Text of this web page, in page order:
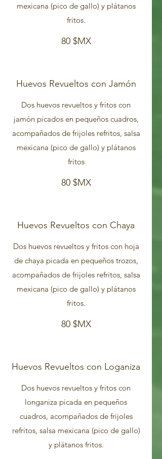
mexicana (pico de gallo) y plátanos
80 $MX
Huevos Revueltos con Jamón
Dos huevos revueltos y fritos con
jamón picados en pequeños cuadros,
acompañados de frijoles refritos, salsa
mexicana (pico de gallo) y plátanos
fritos
80 $MX
Huevos Revueltos con Chaya
Dos huevos revueltos y fritos con hoja
de chaya picada en pequeños trozos,
acompañados de frijoles refritos, salsa
mexicana (pico de gallo) y plátanos
80 $MX
Huevos Revueltos con Loganiza
Dos huevos revueltos y fritos con
longaniza picada en pequeños
cuadros, acompañados de frijoles
refritos, salsa mexicana (pico de gallo)
y plátanos fritos.